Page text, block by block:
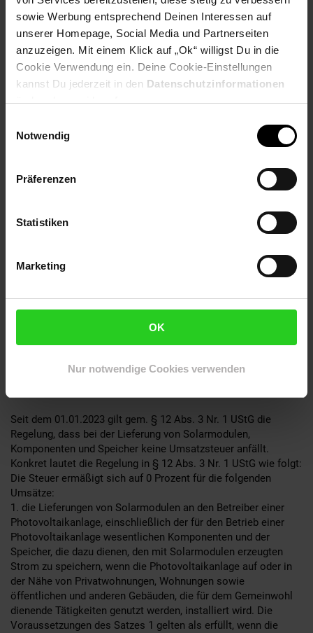
sowie Werbung entsprechend Deinen Interessen auf
unserer Homepage, Social Media und Partnerseiten
anzuzeigen. Mit einem Klick auf „Ok“ willigst Du in die
Cookie Verwendung ein. Deine Cookie-Einstellungen
kannst Du jederzeit in den Datenschutzinformationen
ändern bzw. widerrufen.
Notwendig
Präferenzen
Statistiken
Marketing
OK
Nur notwendige Cookies verwenden
Frontscheibe mit Antireflexbeschichtung: ca. 2,0 mm
Gewicht: ca.30 kg
BIFAZIAL, Full Black, Glas
LIEFERUMFANG
Energieausbeute
1 x Anschlusskabel 5m vom Wechselrichter zur
Haussteckdose
Die Lieferung unserer Produkte auf die Inseln ist nicht
Wechselrichterleistung über 800W müssen durch eine
Elektrofachkraft angeschlossen und beim Netzbetreiber
angemeldet werden.
Seit dem 01.01.2023 gilt gem. § 12 Abs. 3 Nr. 1 UStG die
Regelung, dass bei der Lieferung von Solarmodulen,
Komponenten und Speicher keine Umsatzsteuer anfällt.
Konkret lautet die Regelung in § 12 Abs. 3 Nr. 1 UStG wie folgt:
Die Steuer ermäßigt sich auf 0 Prozent für die folgenden
Umsätze:
1. die Lieferungen von Solarmodulen an den Betreiber einer
Photovoltaikanlage, einschließlich der für den Betrieb einer
Photovoltaikanlage wesentlichen Komponenten und der
Speicher, die dazu dienen, den mit Solarmodulen erzeugten
Strom zu speichern, wenn die Photovoltaikanlage auf oder in
der Nähe von Privatwohnungen, Wohnungen sowie
öffentlichen und anderen Gebäuden, die für dem Gemeinwohl
dienende Tätigkeiten genutzt werden, installiert wird. Die
Voraussetzungen des Satzes 1 gelten als erfüllt, wenn die